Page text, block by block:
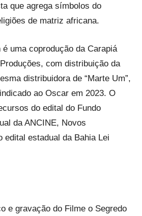
que agrega símbolos do
de matriz africana.
uma coprodução da Carapiá
com distribuição da
distribuidora de “Marte Um”,
ao Oscar em 2023. O
do edital do Fundo
da ANCINE, Novos
edital estadual da Bahia Lei
e gravação do Filme o Segredo